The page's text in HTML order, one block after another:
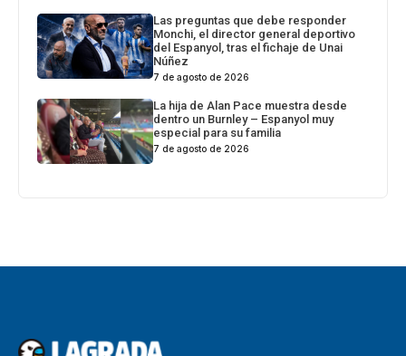
Las preguntas que debe responder
Monchi, el director general deportivo
del Espanyol, tras el fichaje de Unai
Núñez
7 de agosto de 2026
La hija de Alan Pace muestra desde
dentro un Burnley – Espanyol muy
especial para su familia
7 de agosto de 2026